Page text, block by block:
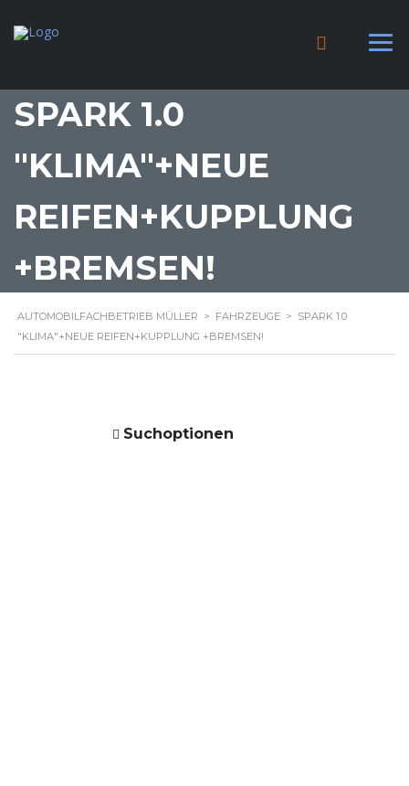
SPARK 1.0
"KLIMA"+NEUE
REIFEN+KUPPLUNG
+BREMSEN!
AUTOMOBILFACHBETRIEB MÜLLER > FAHRZEUGE > SPARK 1.0
"KLIMA"+NEUE REIFEN+KUPPLUNG +BREMSEN!
Suchoptionen